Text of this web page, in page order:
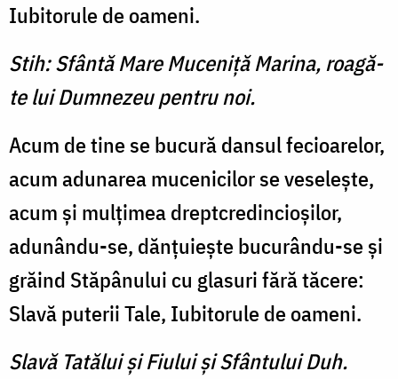
Iubitorule de oameni.
Stih: Sfântă Mare Muceniţă Marina, roagă-
te lui Dumnezeu pentru noi.
Acum de tine se bucură dansul fecioarelor,
acum adunarea mucenicilor se veseleşte,
acum şi mulţimea dreptcredincioşilor,
adunându-se, dănţuieşte bucurându-se şi
grăind Stăpânului cu glasuri fără tăcere:
Slavă puterii Tale, Iubitorule de oameni.
Slavă Tatălui şi Fiului şi Sfântului Duh.